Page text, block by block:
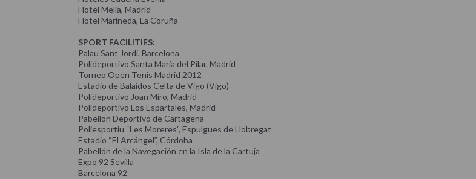
Hotel Melia, Madrid
Hotel Marineda, La Coruña
SPORT FACILITIES:
Palau Sant Jordi, Barcelona
Polideportivo Santa María del Pilar, Madrid
Torneo Open Tenis Madrid 2012
Estadio de Balaídos Celta de Vigo (Vigo)
Polideportivo Joan Miro, Madrid
Polideportivo Los Espartales, Madrid
Pabellon Deportivo de Cartagena
Poliesportiu “Les Moreres”, Espulgues de Llobregat
Estadio “El Arcángel”, Córdoba
Pabellón de la Navegación en la Isla de la Cartuja
Expo 92 Sevilla
Barcelona 92